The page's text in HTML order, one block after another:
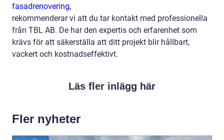
fasadrenovering,
rekommenderar vi att du tar kontakt med professionella
från TBL AB. De har den expertis och erfarenhet som
krävs för att säkerställa att ditt projekt blir hållbart,
vackert och kostnadseffektivt.
Läs fler inlägg här
Fler nyheter